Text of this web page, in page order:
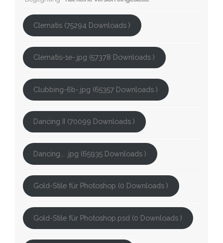
Clematis (75294 Downloads )
Clematis-1e-.jpg (57378 Downloads )
Clubbing-6b-.jpg (65357 Downloads )
Dancing II (70099 Downloads )
Dancing... .jpg (65935 Downloads )
Gold-Stile für Photoshop (0 Downloads )
Gold-Stile für Photoshop.psd (0 Downloads )